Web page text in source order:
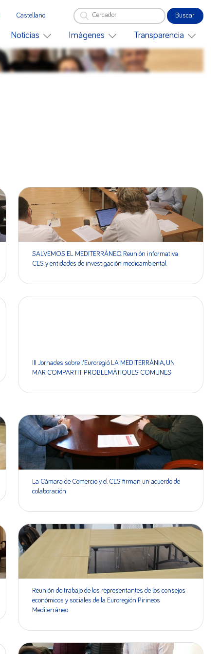
Castellano Buscar
Noticias Imágenes Transparencia
SALVEMOS EL MEDITERRÁNEO. Reunión informativa
CES y entidades de investigación medioambiental
III Jornades sobre l'Euroregió. LA MEDITERRÀNIA, UN
MAR COMPARTIT. PROBLEMÀTIQUES COMUNES
La Cámara de Comercio y el CES firman un acuerdo de
colaboración
Reunión de trabajo de los representantes de los consejos
económicos y sociales de la Euroregión Pirineos
Mediterráneo